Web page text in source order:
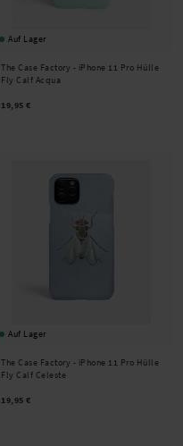
Auf Lager
The Case Factory - iPhone 11 Pro Hülle
Fly Calf Acqua
19,95 €
Auf Lager
The Case Factory - iPhone 11 Pro Hülle
Fly Calf Celeste
19,95 €